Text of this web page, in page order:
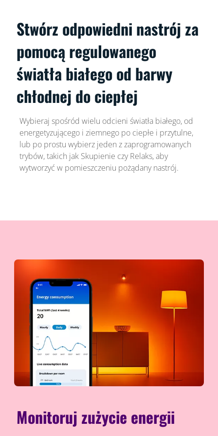
Stwórz odpowiedni nastrój za
pomocą regulowanego
światła białego od barwy
chłodnej do ciepłej
Wybieraj spośród wielu odcieni światła białego, od
energetyzującego i ziemnego po ciepłe i przytulne,
lub po prostu wybierz jeden z zaprogramowanych
trybów, takich jak Skupienie czy Relaks, aby
wytworzyć w pomieszczeniu pożądany nastrój.
Monitoruj zużycie energii